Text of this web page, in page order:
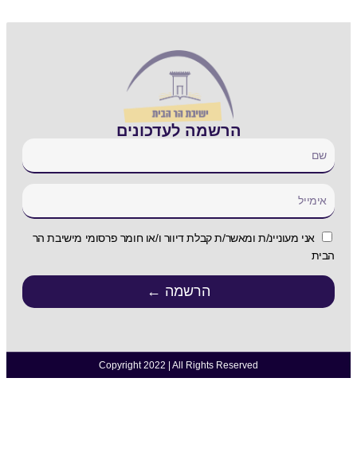
דיוור ו/או חומר פרסומי מישיבת הר
←
Copyright 2022 | All